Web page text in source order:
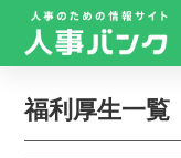
福利厚生一覧